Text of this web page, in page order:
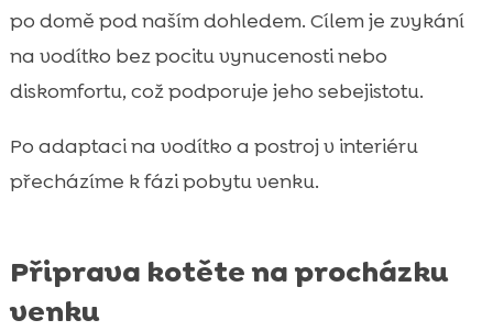
po domě pod naším dohledem. Cílem je zvykání
na vodítko bez pocitu vynucenosti nebo
diskomfortu, což podporuje jeho sebejistotu.
Po adaptaci na vodítko a postroj v interiéru
přecházíme k fázi pobytu venku.
Připrava kotěte na procházku
venku